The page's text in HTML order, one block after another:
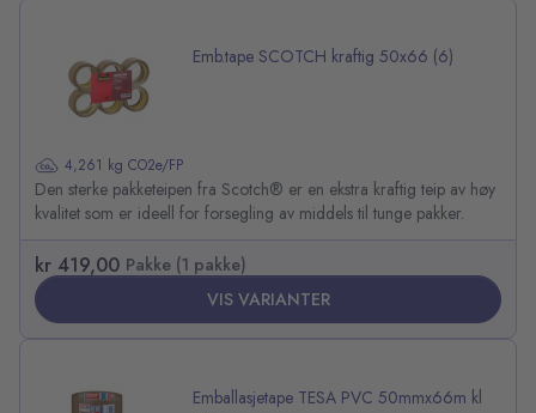
Emb.tape SCOTCH kraftig 50x66 (6)
4,261 kg CO2e/FP
Den sterke pakketeipen fra Scotch® er en ekstra kraftig teip av høy
kvalitet som er ideell for forsegling av middels til tunge pakker.
VIS VARIANTER
kr 419,00 Pakke (1 pakke)
Emballasjetape TESA PVC 50mmx66m kl